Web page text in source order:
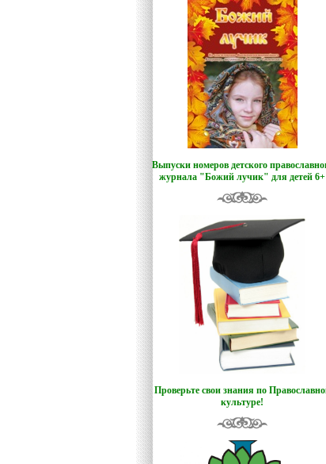
Выпуски номеров детского
журнала "Божий лучик" для детей 6+
Проверьте свои знания по
культуре!